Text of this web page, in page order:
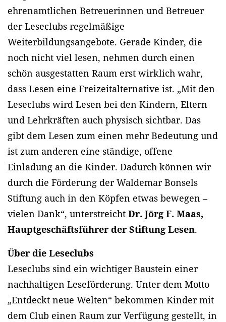
ehrenamtlichen Betreuerinnen und Betreuer
der Leseclubs regelmäßige
Weiterbildungsangebote. Gerade Kinder, die
noch nicht viel lesen, nehmen durch einen
schön ausgestatten Raum erst wirklich wahr,
dass Lesen eine Freizeitalternative ist. „Mit den
Leseclubs wird Lesen bei den Kindern, Eltern
und Lehrkräften auch physisch sichtbar. Das
gibt dem Lesen zum einen mehr Bedeutung und
ist zum anderen eine ständige, offene
Einladung an die Kinder. Dadurch können wir
durch die Förderung der Waldemar Bonsels
Stiftung auch in den Köpfen etwas bewegen –
vielen Dank“, unterstreicht Dr. Jörg F. Maas,
Hauptgeschäftsführer der Stiftung Lesen.
Über die Leseclubs
Leseclubs sind ein wichtiger Baustein einer
nachhaltigen Leseförderung. Unter dem Motto
„Entdeckt neue Welten“ bekommen Kinder mit
dem Club einen Raum zur Verfügung gestellt, in